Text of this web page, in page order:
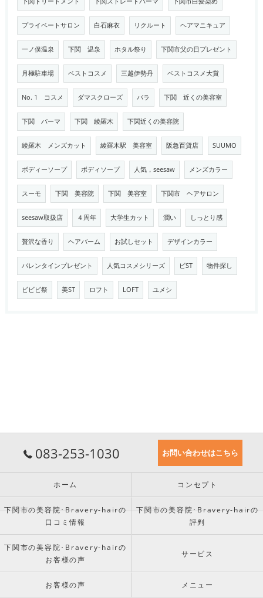
プライベートサロン 白石麻衣 リクルート ヘアマニキュア
一ノ俣温泉 下関 温泉 ホタル祭り 下関市父の日プレゼント
月極駐車場 ベストコスメ 三越伊勢丹 ベストコスメ大賞
No. 1 コスメ ダマスクローズ バラ 下関 近くの美容室
下関 パーマ 下関 綾羅木 下関近くの美容院
綾羅木 メンズカット 綾羅木駅 美容室 阪急百貨店 SUUMO
ボディーソープ ボディソープ 人気，seesaw メンズカラー
スーモ 下関 美容院 下関 美容室 下関市 ヘアサロン
seesaw取扱店 ４周年 大学生カット 潤い しっとり感
贅沢な香り ヘアバーム お試しセット デザインカラー
バレンタインプレゼント 人気コスメシリーズ ビST 物件探し
ビビビ祭 美ST ロフト LOFT ユメシ
083-253-1030 お問い合わせはこちら
ホーム コンセプト
下関市の美容院･Bravery-hairの
口コミ情報
下関市の美容院･Bravery-hairの
評判
下関市の美容院･Bravery-hairの
お客様の声
サービス
お客様の声 メニュー